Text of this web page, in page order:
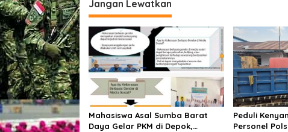
g
a
s
i
p
o
s
Jangan Lewatkan
Mahasiswa Asal Sumba Barat
Daya Gelar PKM di Depok,
Peduli
Personel